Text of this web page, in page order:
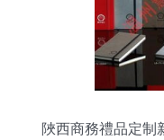
陜西商務禮品定制